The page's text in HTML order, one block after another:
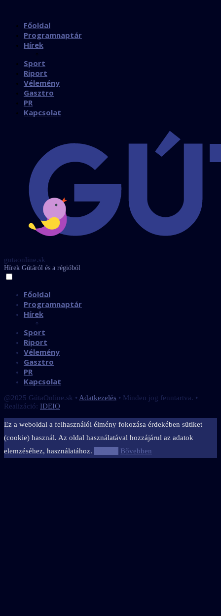
Főoldal
Programnaptár
Hírek
Sport
Riport
Vélemény
Gasztro
PR
Kapcsolat
gutaonline.sk
Hírek Gútáról és a régióból
Főoldal
Programnaptár
Hírek
Sport
Riport
Vélemény
Gasztro
PR
Kapcsolat
@2025 GútaOnline.sk • Adatkezelés • Minden jog fenntartva. •
Realizáció: IDEIO
Ez a weboldal a felhasználói élmény fokozása érdekében sütiket
(cookie) használ. Az oldal használatával hozzájárul az adatok
elemzéséhez, használatához.
Bővebben